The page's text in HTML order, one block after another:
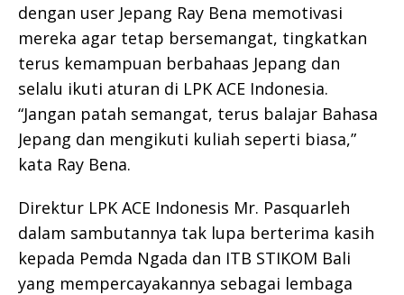
dengan user Jepang Ray Bena memotivasi
mereka agar tetap bersemangat, tingkatkan
terus kemampuan berbahaas Jepang dan
selalu ikuti aturan di LPK ACE Indonesia.
“Jangan patah semangat, terus balajar Bahasa
Jepang dan mengikuti kuliah seperti biasa,”
kata Ray Bena.
Direktur LPK ACE Indonesis Mr. Pasquarleh
dalam sambutannya tak lupa berterima kasih
kepada Pemda Ngada dan ITB STIKOM Bali
yang mempercayakannya sebagai lembaga